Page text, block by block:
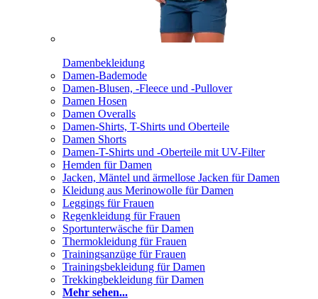
Damenbekleidung
Damen-Bademode
Damen-Blusen, -Fleece und -Pullover
Damen Hosen
Damen Overalls
Damen-Shirts, T-Shirts und Oberteile
Damen Shorts
Damen-T-Shirts und -Oberteile mit UV-Filter
Hemden für Damen
Jacken, Mäntel und ärmellose Jacken für Damen
Kleidung aus Merinowolle für Damen
Leggings für Frauen
Regenkleidung für Frauen
Sportunterwäsche für Damen
Thermokleidung für Frauen
Trainingsanzüge für Frauen
Trainingsbekleidung für Damen
Trekkingbekleidung für Damen
Mehr sehen...